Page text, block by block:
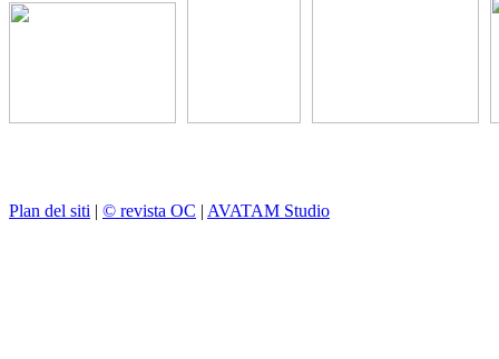
Plan del siti | © revista OC | AVATAM Studio